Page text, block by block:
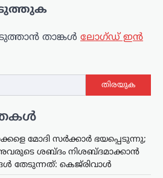
താങ്കൾ ലോഗ്ഡ് ഇൻ
തിരയുക
മോദി സർക്കാർ ഭയപ്പെടുന്നു;
ശബ്ദം നിശബ്ദമാക്കാൻ
തേടുന്നത്: കെജ്‌രിവാൾ